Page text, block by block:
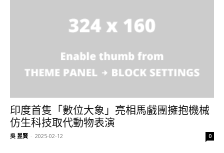
印度首隻「數位大象」亮相馬戲團擁抱機械
仿生科技取代動物表演
吳 昱賢 - 2025-02-12 0